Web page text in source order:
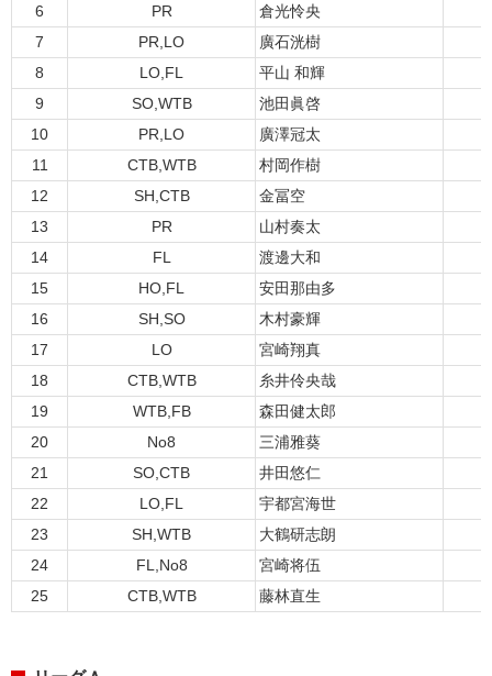
6
PR 倉光怜央
7
PR,LO 廣石洸樹
8
LO,FL 平山 和輝
9
SO,WTB 池田眞啓
10
PR,LO 廣澤冠太
11
CTB,WTB 村岡作樹
12
SH,CTB 金冨空
13
PR 山村奏太
14
FL 渡邊大和
15
HO,FL 安田那由多
16
SH,SO 木村豪輝
17
LO 宮崎翔真
18
CTB,WTB 糸井伶央哉
19
WTB,FB 森田健太郎
20
No8 三浦雅葵
21
SO,CTB 井田悠仁
22
LO,FL 宇都宮海世
23
SH,WTB 大鶴研志朗
24
FL,No8 宮崎将伍
25
CTB,WTB 藤林直生